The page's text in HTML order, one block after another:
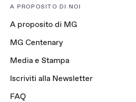
A PROPOSITO DI NOI
A proposito di MG
MG Centenary
Media e Stampa
Iscriviti alla Newsletter
FAQ